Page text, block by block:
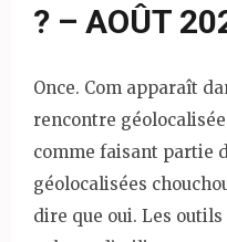
? – AOÛT
Once. Com apparaît
rencontre
comme faisant partie
géolocalisées
dire que oui. Les